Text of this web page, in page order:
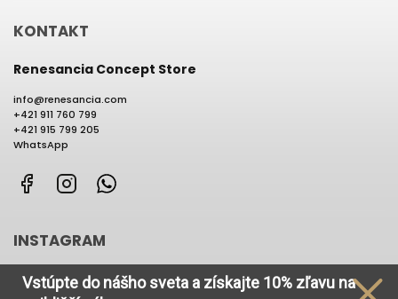
KONTAKT
Renesancia Concept Store
info@renesancia.com
+421 911 760 799
+421 915 799 205
WhatsApp
FacebookInstagram
INSTAGRAM
Vstúpte do nášho sveta a získajte 10% zľavu na